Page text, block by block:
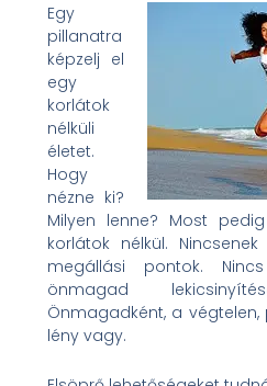
Egy
pillanatra
képzelj el
egy
korlátok
nélküli
életet.
Hogy
nézne ki?
Milyen lenne? Most
korlátok nélkül.
megállási pontok.
önmagad
Önmagadként, a végtelen,
lény vagy.